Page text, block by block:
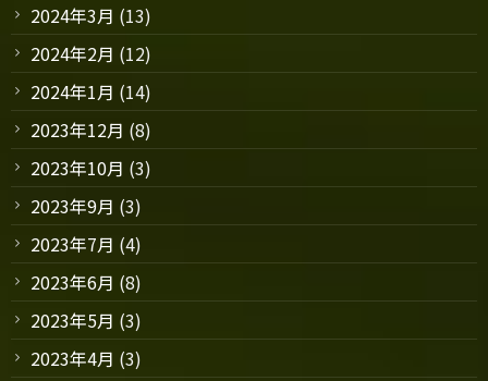
2024年3月 (13)
2024年2月 (12)
2024年1月 (14)
2023年12月 (8)
2023年10月 (3)
2023年9月 (3)
2023年7月 (4)
2023年6月 (8)
2023年5月 (3)
2023年4月 (3)